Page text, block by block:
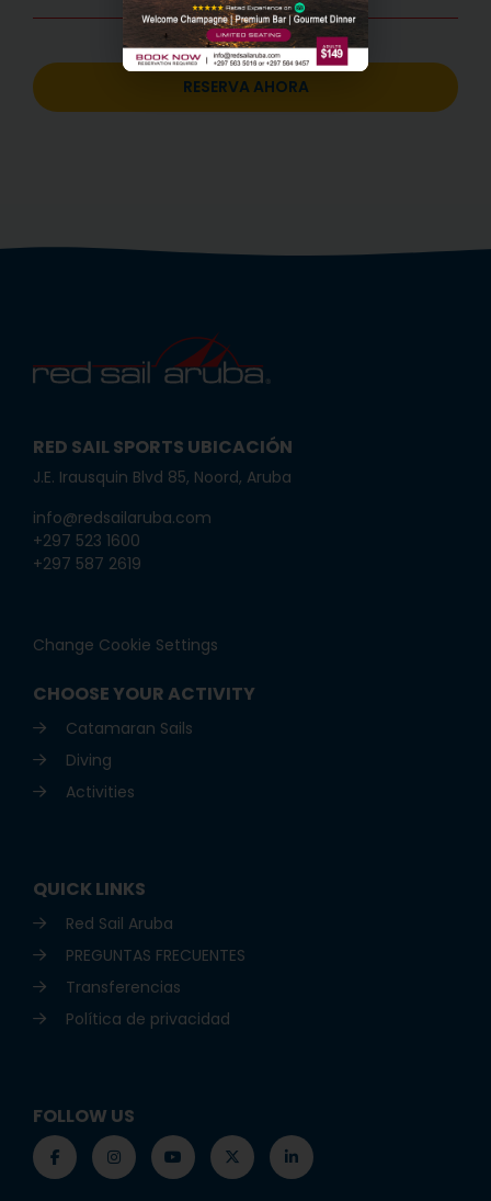
RESERVA AHORA
RED SAIL SPORTS UBICACIÓN
J.E. Irausquin Blvd 85, Noord, Aruba
info@redsailaruba.com
+297 523 1600
+297 587 2619
Change Cookie Settings
CHOOSE YOUR ACTIVITY
Catamaran Sails
Diving
Activities
QUICK LINKS
Red Sail Aruba
PREGUNTAS FRECUENTES
Transferencias
Política de privacidad
FOLLOW US